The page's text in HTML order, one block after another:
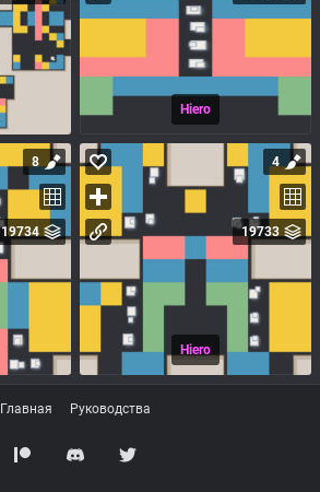
Hiero
8
19734
Hiero
4
19733
Главная Руководства